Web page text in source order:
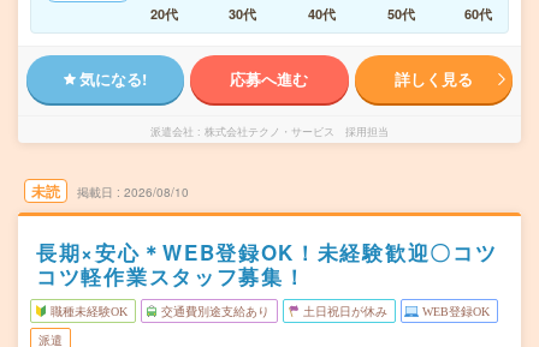
20代
30代 40代 50代 60代
気になる! 応募へ進む 詳しく見る
派遣会社 株式会社テクノ・サービス 採用担当
未読 掲載日 2026/08/10
長期×安心＊WEB登録OK！未経験歓迎〇コツ
コツ軽作業スタッフ募集！
職種未経験OK 交通費別途支給あり 土日祝日が休み WEB登録OK
派遣